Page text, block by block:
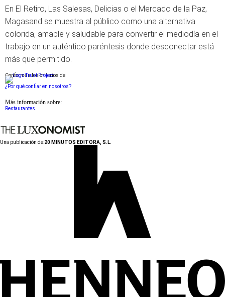
En El Retiro, Las Salesas, Delicias o el Mercado de la Paz,
Magasand se muestra al público como una alternativa
colorida, amable y saludable para convertir el mediodía en el
trabajo en un auténtico paréntesis donde desconectar está
más que permitido.
Conforme a los criterios de
¿Por qué confiar en nosotros?
Más información sobre:
Restaurantes
Una publicación de:20 MINUTOS EDITORA, S.L.